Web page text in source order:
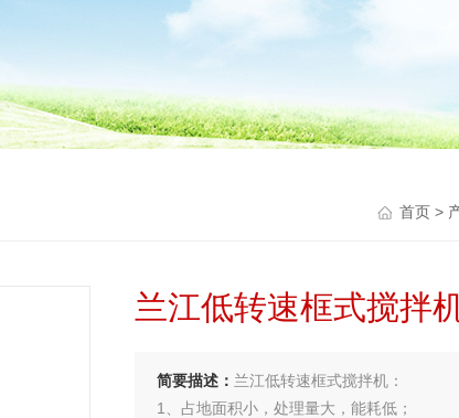
首页 >
兰江低转速框式搅拌
简要描述： 兰江低转速框式搅拌机：
1、占地面积小，处理量大，能耗低；